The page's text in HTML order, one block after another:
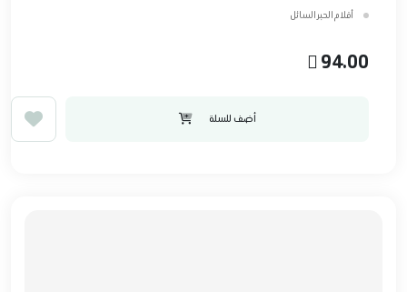
أقلام الحبر السائل
94.00
أضف للسلة